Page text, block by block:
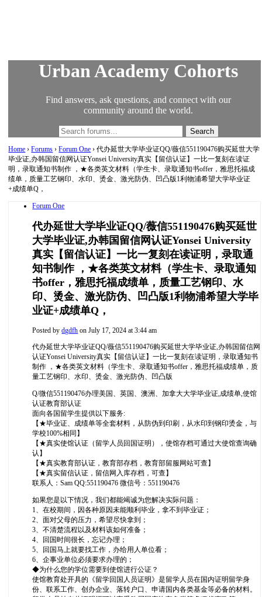
Urban Academy Cohorts
Find answers, ask questions, and connect with our
community around the world.
Home › Forums › Forum One › 代办延世大学毕业证QQ/薇信551190476购买延世大学
毕业证,办韩国留信网认证Yonsei University真实【留信认证】一比一复刻在读证
明，录取通知书制作 ，★各类英文材料（学生卡、录取通知书offer，雅思托福成
绩单，质量工艺钢印、水印、烫金、激光防伪、凹凸版1利物浦希望大学毕业证
+成绩单Q，
Forum One
代办延世大学毕业证QQ/薇信551190476购买延世
大学毕业证,办韩国留信网认证Yonsei University
真实【留信认证】一比一复刻在读证明，录取通
知书制作 ，★各类英文材料（学生卡、录取通知
书offer，雅思托福成绩单，质量工艺钢印、水
印、烫金、激光防伪、凹凸版1利物浦希望大学毕
业证+成绩单Q，
Posted bydgdfh on July 17, 2024 at 3:44 am
代办延世大学毕业证QQ/薇信551190476购买延世大学毕业证,办韩国留信网
认证Yonsei University真实【留信认证】一比一复刻在读证明，录取通知书
制作 ，★各类英文材料（学生卡、录取通知书offer，雅思托福成绩单，质
量工艺钢印、水印、烫金、激光防伪、凹凸版
Q/微信551190476办理美国、英国、澳洲、加拿大大学毕业证,成绩单,使馆
认证教育部认证
面向各国留学生提供以下服务:
【★毕业证、成绩单等全套材料，从防伪到印刷，从水印到钢印烫金，与
学校100%相同】
【★真实使馆认证（留学人员回国证明），使馆存档可通过大使馆查询确
认】
【★真实教育部认证，教育部存档，教育部留服网站可查】
【★真实留信认证，留信网入库存档，可查】
联系人：Sam QQ:551190476 微信号：551190476
如果您是以下情况，我们都能竭诚为您解决实际问题：
1、在校期间，因各种原因未能顺利毕业，拿不到毕业证；
2、面对父母的压力，希望尽快拿到；
3、不清楚流程以及材料该如何准备；
4、回国时间很长，忘记办理；
5、回国马上就要找工作，办给用人单位看；
6、企事业单位必须要求办理的；
◆为什么您的学位需要到使馆进行公证？
使馆教育处开具的《留学回国人员证明》是留学人员在国内证明留学身
份、联系工作、创办企业、落转户口、申请国内各类基金等必备的材料。